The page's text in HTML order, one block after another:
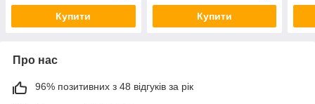
Купити Купити
Про нас
96% позитивних з 48 відгуків за рік